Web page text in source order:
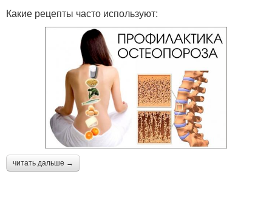
Какие рецепты часто используют:
читать дальше →